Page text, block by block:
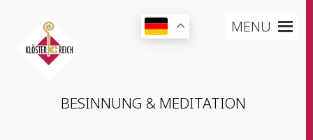
MENU
BESIN­NUNG & MEDITATION